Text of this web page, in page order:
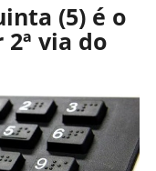
(5) é o
via do